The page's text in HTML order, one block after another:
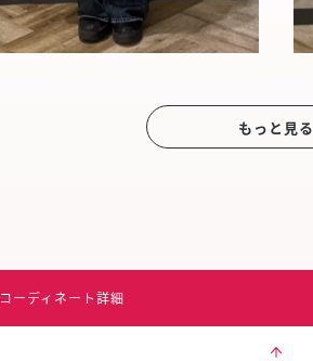
もっと見る
コーディネート詳細